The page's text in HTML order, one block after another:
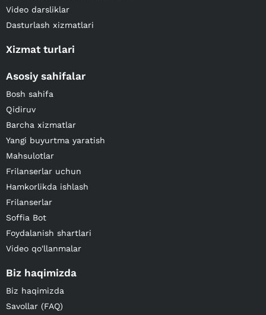
Video darsliklar
Dasturlash xizmatlari
Xizmat turlari
Asosiy sahifalar
Bosh sahifa
Qidiruv
Barcha xizmatlar
Yangi buyurtma yaratish
Mahsulotlar
Frilanserlar uchun
Hamkorlikda ishlash
Frilanserlar
Soffia Bot
Foydalanish shartlari
Video qo'llanmalar
Biz haqimizda
Biz haqimizda
Savollar (FAQ)